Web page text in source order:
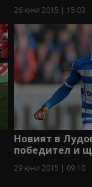
26 юни 2015 | 15:03
Новият в
победител и
29 юни 2015 | 09:10